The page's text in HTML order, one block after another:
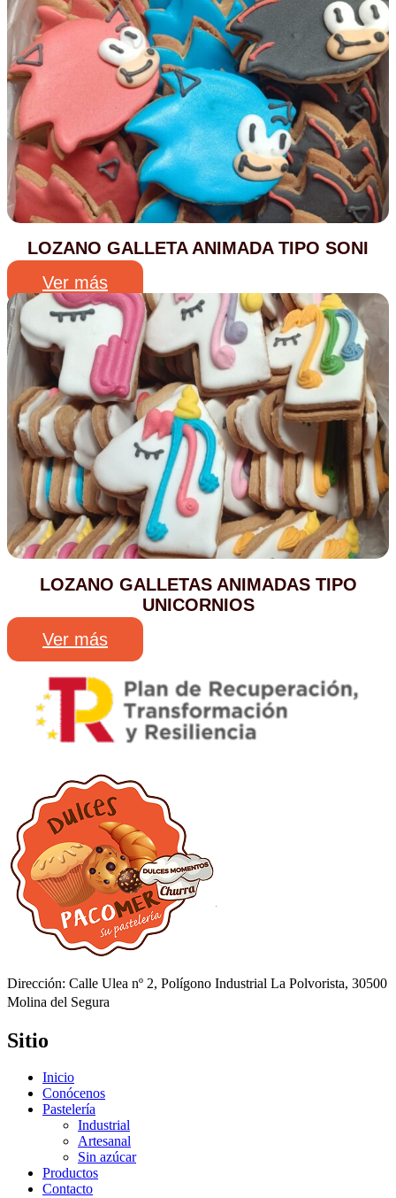
LOZANO GALLETA ANIMADA TIPO SONI
Ver más
LOZANO GALLETAS ANIMADAS TIPO
UNICORNIOS
Ver más
Dirección: Calle Ulea nº 2, Polígono Industrial La Polvorista, 30500
Molina del Segura
Sitio
Inicio
Conócenos
Pastelería
Industrial
Artesanal
Sin azúcar
Productos
Contacto